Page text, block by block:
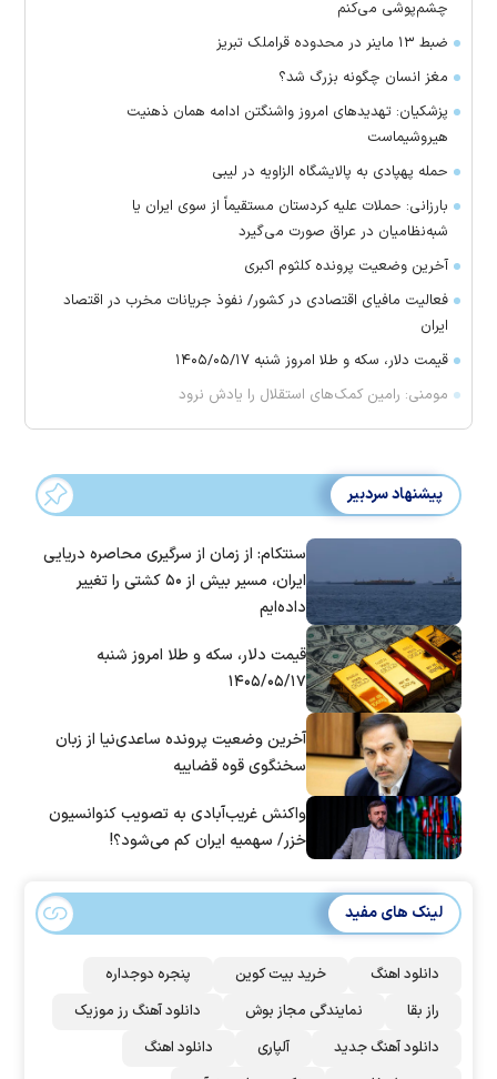
چشم‌پوشی می‌کنم
ضبط ۱۳ ماینر در محدوده قراملک تبریز
مغز انسان چگونه بزرگ شد؟
پزشکیان: تهدید‌های امروز واشنگتن ادامه همان ذهنیت
هیروشیماست
حمله پهپادی به پالایشگاه الزاویه در لیبی
بارزانی: حملات علیه کردستان مستقیماً از سوی ایران یا
شبه‌نظامیان در عراق صورت می‌گیرد
آخرین وضعیت پرونده کلثوم اکبری
فعالیت مافیای اقتصادی در کشور/ نفوذ جریانات مخرب در اقتصاد
ایران
قیمت دلار، سکه و طلا امروز شنبه ۱۴۰۵/۰۵/۱۷
مومنی: رامین کمک‌های استقلال را یادش نرود
پیشنهاد سردبیر
سنتکام: از زمان از سرگیری محاصره دریایی
ایران، مسیر بیش از ۵۰ کشتی را تغییر
داده‌ایم
قیمت دلار، سکه و طلا امروز شنبه
۱۴۰۵/۰۵/۱۷
آخرین وضعیت پرونده ساعدی‌نیا از زبان
سخنگوی قوه قضاییه
واکنش غریب‌آبادی به تصویب کنوانسیون
خزر/ سهمیه ایران کم می‌شود؟!
لینک های مفید
دانلود اهنگ خرید بیت کوین
پنجره دوجداره
راز بقا
نمایندگی مجاز بوش
دانلود آهنگ رز‌ موزیک
دانلود آهنگ جدید
آلپاری
دانلود اهنگ